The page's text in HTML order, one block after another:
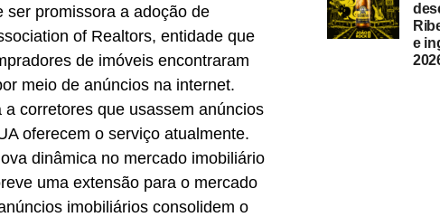
ser promissora a adoção de
of Realtors, entidade que
de imóveis encontraram
meio de anúncios na internet.
corretores que usassem anúncios
oferecem o serviço atualmente.
dinâmica no mercado imobiliário
uma extensão para o mercado
imobiliários consolidem o
e